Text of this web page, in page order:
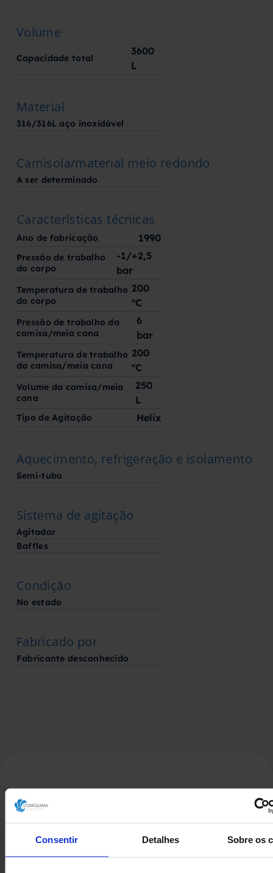
Consentir Detalhes Sobre os
Volume
Capacidade total
3600
L
Material
316/316L aço inoxidável
Camisola/material meio redondo
A ser determinado
Características técnicas
Ano de fabricação 1990
Pressão de trabalho
do corpo
-1/+2,5
bar
Temperatura de trabalho
do corpo
200
ºC
Pressão de trabalho da
camisa/meia cana
6
bar
Temperatura de trabalho
da camisa/meia cana
200
ºC
Volume da camisa/meia
cana
250
L
Tipo de Agitação Helix
Aquecimento, refrigeração e isolamento
Semi-tubo
Sistema de agitação
Agitador
Baffles
Condição
No estado
Fabricado por
Fabricante desconhecido
Produtos Relacionados